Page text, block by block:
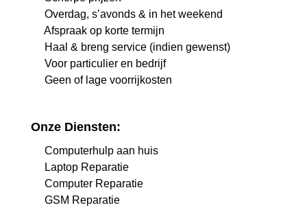
Overdag, s’avonds & in het weekend
Afspraak op korte termijn
Haal & breng service (indien gewenst)
Voor particulier en bedrijf
Geen of lage voorrijkosten
Onze Diensten:
Computerhulp aan huis
Laptop Reparatie
Computer Reparatie
GSM Reparatie